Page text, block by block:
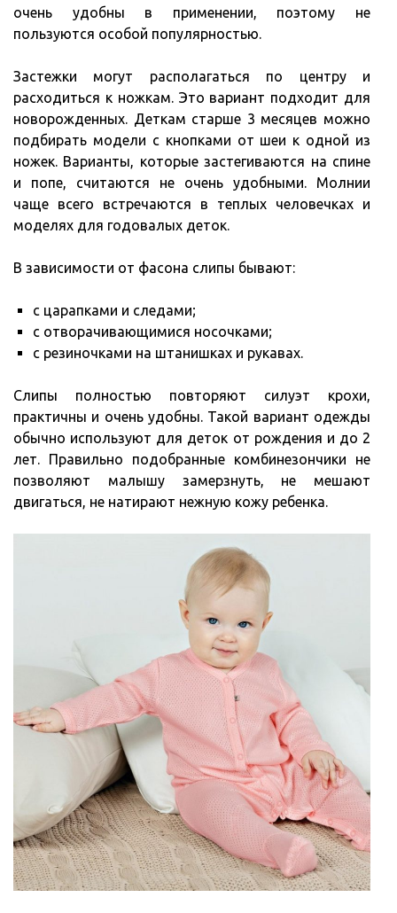
очень удобны в применении, поэтому не
пользуются особой популярностью.
Застежки могут располагаться по центру и
расходиться к ножкам. Это вариант подходит для
новорожденных. Деткам старше 3 месяцев можно
подбирать модели с кнопками от шеи к одной из
ножек. Варианты, которые застегиваются на спине
и попе, считаются не очень удобными. Молнии
чаще всего встречаются в теплых человечках и
моделях для годовалых деток.
В зависимости от фасона слипы бывают:
с царапками и следами;
с отворачивающимися носочками;
с резиночками на штанишках и рукавах.
Слипы полностью повторяют силуэт крохи,
практичны и очень удобны. Такой вариант одежды
обычно используют для деток от рождения и до 2
лет. Правильно подобранные комбинезончики не
позволяют малышу замерзнуть, не мешают
двигаться, не натирают нежную кожу ребенка.